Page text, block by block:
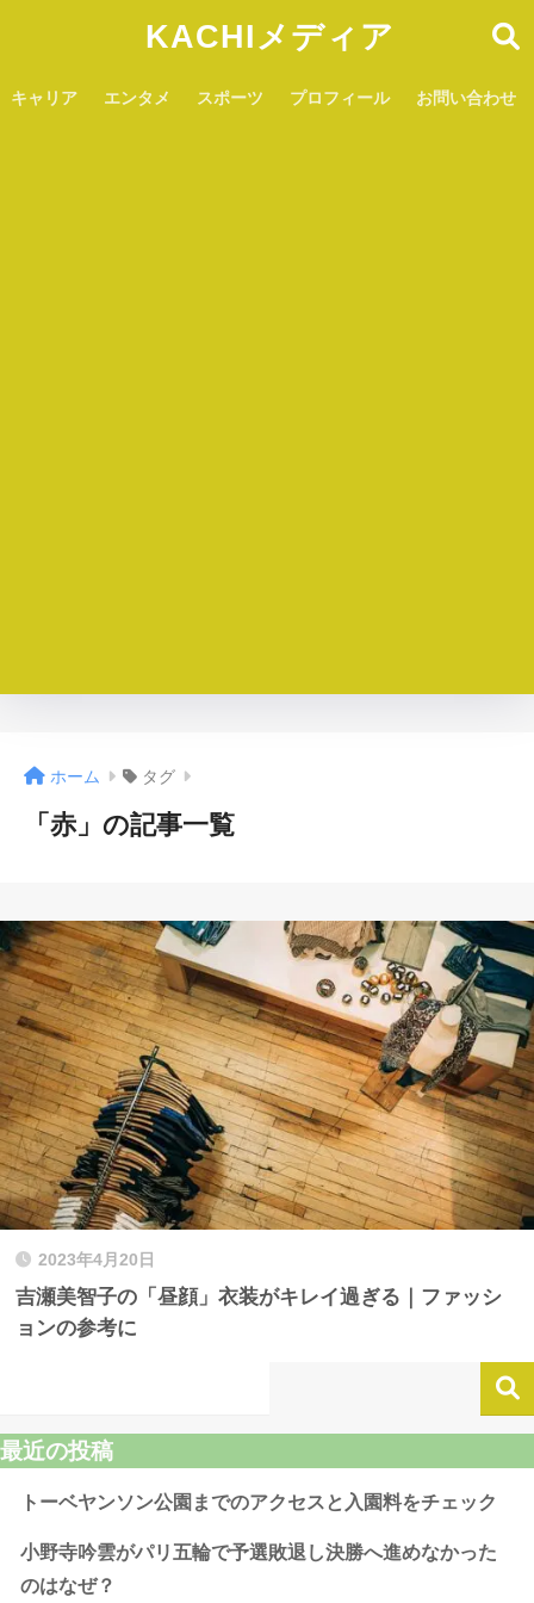
KACHIメディア
キャリア エンタメ スポーツ プロフィール お問い合わせ
ホーム タグ
「赤」の記事一覧
2023年4月20日
吉瀬美智子の「昼顔」衣装がキレイ過ぎる｜ファッシ
ョンの参考に
最近の投稿
トーベヤンソン公園までのアクセスと入園料をチェック
小野寺吟雲がパリ五輪で予選敗退し決勝へ進めなかった
のはなぜ？